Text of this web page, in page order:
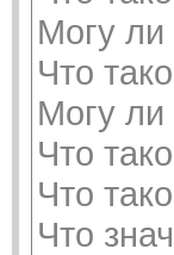
Могу ли
Что
Могу ли
Что
Что
Что